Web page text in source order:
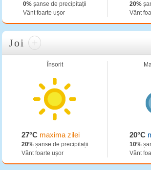
0% șanse de precipitații
Vânt foarte ușor
20%
Vânt
Joi +
Însorit
27°Cmaxima zilei
20%șanse de precipitații
Vânt foarte ușor
20°C
10%
Vânt